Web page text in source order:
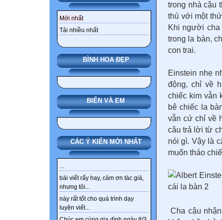
Mới nhất
Tải nhiều nhất
BÌNH HOA ĐẸP
BIỂN VÀ EM
CÁC Ý KIẾN MỚI NHẤT
...
bài viết rấy hay, cảm ơn tác giả,
nhưng tôi...
này rất tốt cho quá trình dạy
luyện viết...
trong nhà cậu
thú với một
Khi người cha
trong la bàn,
con trai.
Einstein nhẹ
động, chỉ về
chiếc kim vẫn
bê chiếc la
vẫn cứ chỉ về
câu trả lời từ
nói gì. Vậy là
muốn tháo
Cha cậu